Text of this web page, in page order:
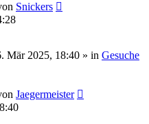
Snickers
Mär 2025, 18:40 » in Gesuche
Jaegermeister